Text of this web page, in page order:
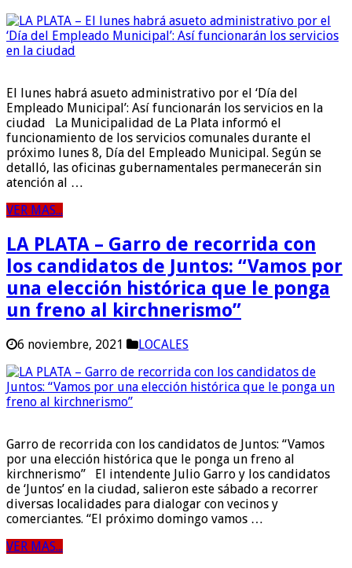
El lunes habrá asueto administrativo por el ‘Día del
Empleado Municipal’: Así funcionarán los servicios en la
ciudad La Municipalidad de La Plata informó el
funcionamiento de los servicios comunales durante el
próximo lunes 8, Día del Empleado Municipal. Según se
detalló, las oficinas gubernamentales permanecerán sin
atención al …
VER MAS...
LA PLATA – Garro de recorrida con
los candidatos de Juntos: “Vamos por
una elección histórica que le ponga
un freno al kirchnerismo”
6 noviembre, 2021 LOCALES
Garro de recorrida con los candidatos de Juntos: “Vamos
por una elección histórica que le ponga un freno al
kirchnerismo” El intendente Julio Garro y los candidatos
de ‘Juntos’ en la ciudad, salieron este sábado a recorrer
diversas localidades para dialogar con vecinos y
comerciantes. “El próximo domingo vamos …
VER MAS...